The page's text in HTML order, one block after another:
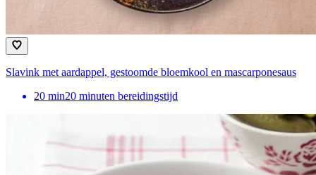
Slavink met aardappel, gestoomde bloemkool en mascarponesaus
20 min20 minuten bereidingstijd